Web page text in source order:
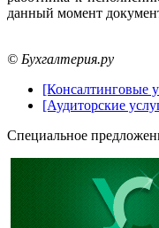
данный момент
© Бухгалтерия.ру
[Консалтинговые
[Аудиторские
Специальное